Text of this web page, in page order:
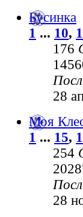
Бусинка
1 ... 10,
176
28
Моя
1 ... 15,
254
28